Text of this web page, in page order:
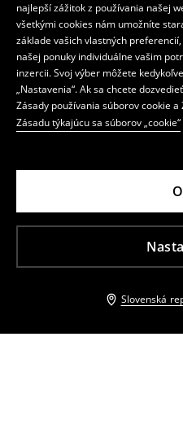
najlepší zážitok z používania našej
všetkými cookies nám umožníte
základe vašich vlastných
našej ponuky individuálne vašim
inzercii. Svoj výber môžete
„Nastavenia“. Ak sa chcete
Zásady používania súborov cookie
Zásadu týkajúcu sa súborov „cookie“
Slovenská